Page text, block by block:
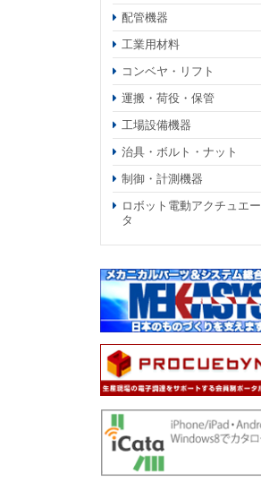
配管機器
工業用材料
コンベヤ・リフト
運搬・荷役・保管
工場設備機器
治具・ボルト・ナット
制御・計測機器
ロボット電動アクチュエー
タ